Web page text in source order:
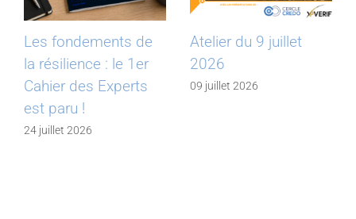
Les fondements de
la résilience : le 1er
Cahier des Experts
est paru !
24 juillet 2026
Atelier du 9 juillet
2026
09 juillet 2026